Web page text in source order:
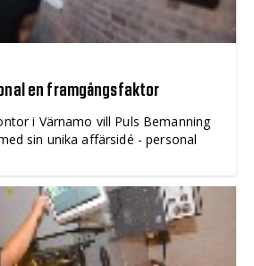
en framgångsfaktor
i Värnamo vill Puls Bemanning
sin unika affärsidé - personal